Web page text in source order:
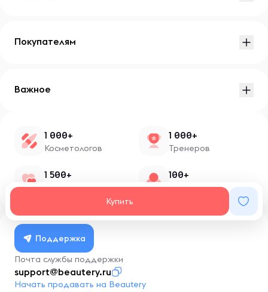
Купить
Покупателям
Важное
1 000+
Косметологов
1 000+
Тренеров
1 500+
Нутрициологов
100+
Блоггеров
Поддержка
Почта службы поддержки
support@beautery.ru
Начать продавать на Beautery